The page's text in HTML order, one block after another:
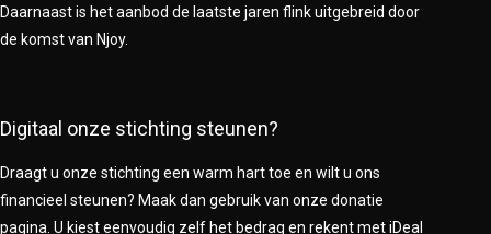
Daarnaast is het aanbod de laatste jaren flink uitgebreid door
de komst van Njoy.
Digitaal onze stichting steunen?
Draagt u onze stichting een warm hart toe en wilt u ons
financieel steunen? Maak dan gebruik van onze donatie
pagina. U kiest eenvoudig zelf het bedrag en rekent met iDeal